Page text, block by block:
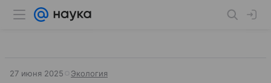
27 июня 2025 Экология